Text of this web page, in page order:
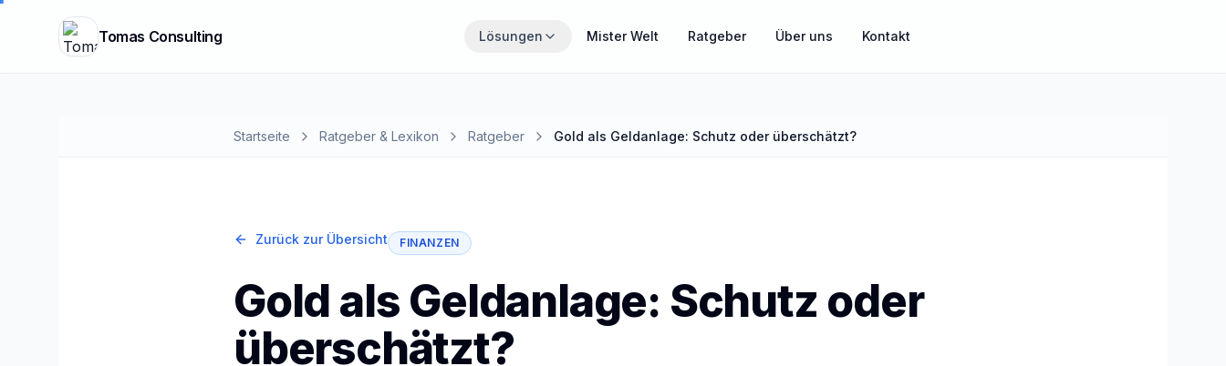
Tomas Consulting
Lösungen
MisterInvest
Mister Welt Ratgeber Über uns Kontakt
Startseite Ratgeber & Lexikon Ratgeber Gold als Geldanlage: Schutz oder überschätzt?
Zurück zur Übersicht FINANZEN
Gold als Geldanlage: Schutz oder
überschätzt?